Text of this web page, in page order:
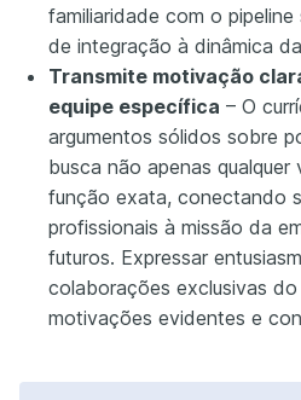
familiaridade com o
de integração à dinâmica
Transmite motivação
equipe específica – O
argumentos sólidos sobre
busca não apenas
função exata, conectando
profissionais à missão da
futuros. Expressar
colaborações exclusivas
motivações evidentes e